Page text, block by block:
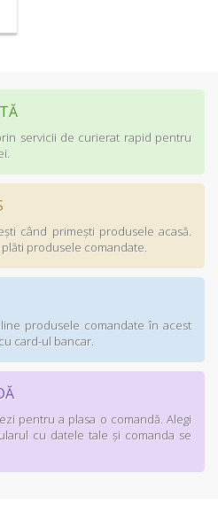
servicii de curierat rapid pentru
când primeşti produsele acasă.
produsele comandate.
produsele comandate în acest
card-ul bancar.
pentru a plasa o comandă. Alegi
cu datele tale şi comanda se